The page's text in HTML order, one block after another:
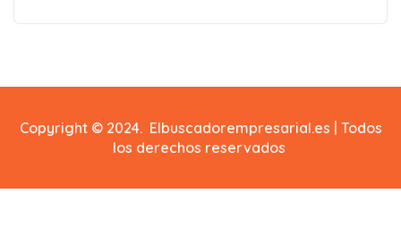
Copyright © 2024. Elbuscadorempresarial.es | Todos
los derechos reservados